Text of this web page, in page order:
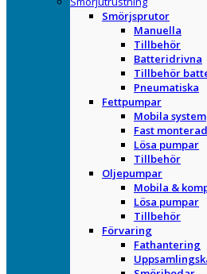
Smörjsprutor
Manuella
Tillbehör
Batteridrivna
Tillbehör
Pneumatiska
Fettpumpar
Mobila system
Fast
Lösa pumpar
Tillbehör
Oljepumpar
Mobila &
Lösa pumpar
Tillbehör
Förvaring
Fathantering